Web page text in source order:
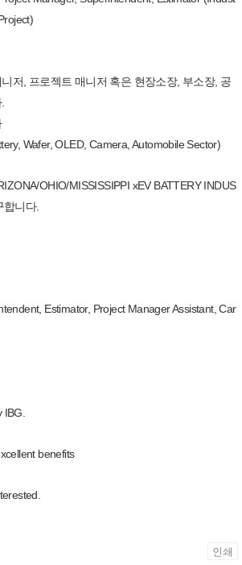
저, 프로젝트 매니저 혹은 현장소장, 부소장, 공
Wafer, OLED, Camera, Automobile Sector)
OHIO/MISSISSIPPI xEV BATTERY INDUS
니다.
Estimator, Project Manager Assistant, Car
benefits
인쇄